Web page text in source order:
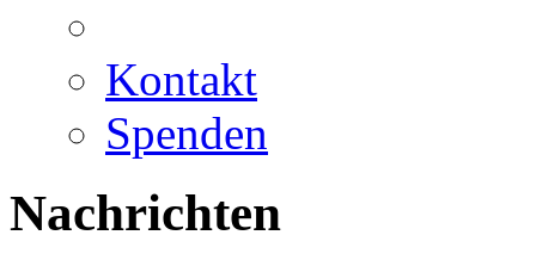
Kontakt
Spenden
Nachrichten